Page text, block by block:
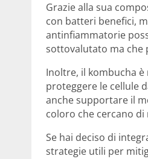
Grazie alla sua
con batteri benefici,
antinfiammatorie
sottovalutato ma che
Inoltre, il kombucha
proteggere le cellule
anche supportare il
coloro che cercano
Se hai deciso di
strategie utili per